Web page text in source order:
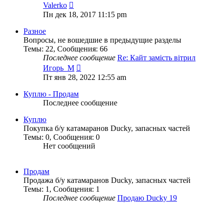
Valerko
к
последнему
Пн дек 18, 2017 11:15 pm
Разное
Вопросы, не вошедшие в предыдущие разделы
Темы: 22, Сообщения: 66
Последнее сообщение Re: Кайт замість вітрил
Игорь_М
к
Пт янв 28, 2022 12:55 am
Куплю - Продам
Последнее сообщение
Куплю
Покупка б/у катамаранов Ducky, запасных частей
Темы: 0, Сообщения: 0
Нет сообщений
Продам
Продажа б/у катамаранов Ducky, запасных частей
Темы: 1 , Сообщения: 1
Последнее сообщение Продаю Ducky 19